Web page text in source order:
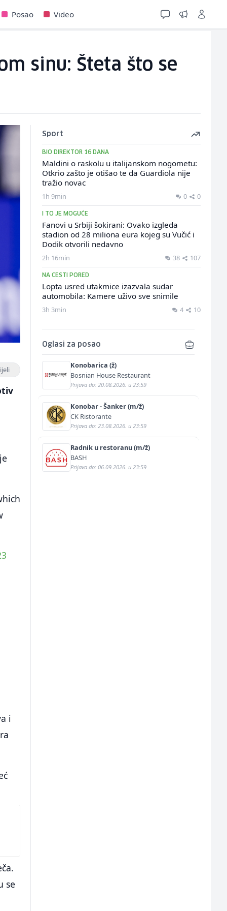
Posao Video
sinu: Šteta što se
i
se
Sport
BIO DIREKTOR 16 DANA
Maldini o raskolu u italijanskom nogometu:
Otkrio zašto je otišao te da Guardiola nije
tražio novac
1h 9min 0 0
I TO JE MOGUĆE
Fanovi u Srbiji šokirani: Ovako izgleda
stadion od 28 miliona eura kojeg su Vučić i
Dodik otvorili nedavno
2h 16min 38 107
NA CESTI PORED
Lopta usred utakmice izazvala sudar
automobila: Kamere uživo sve snimile
3h 3min 4 10
Oglasi za posao
Konobarica (ž)
Bosnian House Restaurant
Prijava do: 20.08.2026. u 23:59
Konobar - Šanker (m/ž)
CK Ristorante
Prijava do: 23.08.2026. u 23:59
Radnik u restoranu (m/ž)
BASH
Prijava do: 06.09.2026. u 23:59